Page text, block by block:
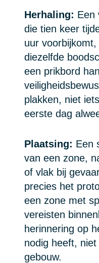
Herhaling: Een
die tien keer
uur
diezelfde
een prikbord
plakken, niet
eerste dag
Plaatsing: Een
van een zone,
of vlak bij
precies het
een zone met
vereisten
herinnering op
nodig heeft,
gebouw.